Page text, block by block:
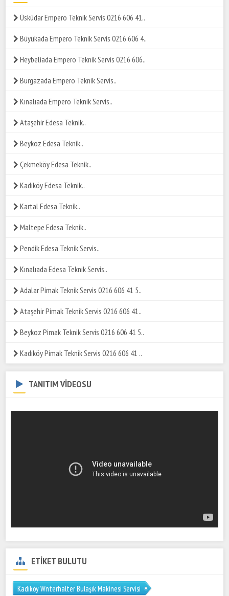
Üsküdar Empero Teknik Servis 0216 606 41..
Büyükada Empero Teknik Servis 0216 606 4..
Heybeliada Empero Teknik Servis 0216 606..
Burgazada Empero Teknik Servis..
Kınalıada Empero Teknik Servis..
Ataşehir Edesa Teknik..
Beykoz Edesa Teknik..
Çekmeköy Edesa Teknik..
Kadıköy Edesa Teknik..
Kartal Edesa Teknik..
Maltepe Edesa Teknik..
Pendik Edesa Teknik Servis..
Kınalıada Edesa Teknik Servis..
Adalar Pimak Teknik Servis 0216 606 41 5..
Ataşehir Pimak Teknik Servis 0216 606 41..
Beykoz Pimak Teknik Servis 0216 606 41 5..
Kadıköy Pimak Teknik Servis 0216 606 41 ..
TANITIM VİDEOSU
ETİKET BULUTU
Kadıköy Wnterhalter Bulaşık Makinesi Servisi